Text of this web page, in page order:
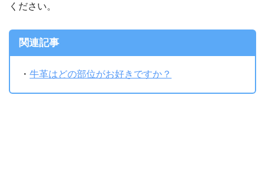
ください。
関連記事
・牛革はどの部位がお好きですか？